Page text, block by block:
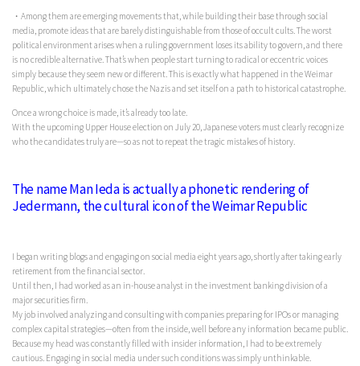
・Among them are emerging movements that, while building their base through social
media, promote ideas that are barely distinguishable from those of occult cults. The worst
political environment arises when a ruling government loses its ability to govern, and there
is no credible alternative. That’s when people start turning to radical or eccentric voices
simply because they seem new or different. This is exactly what happened in the Weimar
Republic, which ultimately chose the Nazis and set itself on a path to historical catastrophe.
Once a wrong choice is made, it’s already too late.
With the upcoming Upper House election on July 20, Japanese voters must clearly recognize
who the candidates truly are—so as not to repeat the tragic mistakes of history.
The name Man Ieda is actually a phonetic rendering of
Jedermann, the cultural icon of the Weimar Republic
I began writing blogs and engaging on social media eight years ago, shortly after taking early
retirement from the financial sector.
Until then, I had worked as an in-house analyst in the investment banking division of a
major securities firm.
My job involved analyzing and consulting with companies preparing for IPOs or managing
complex capital strategies—often from the inside, well before any information became public.
Because my head was constantly filled with insider information, I had to be extremely
cautious. Engaging in social media under such conditions was simply unthinkable.